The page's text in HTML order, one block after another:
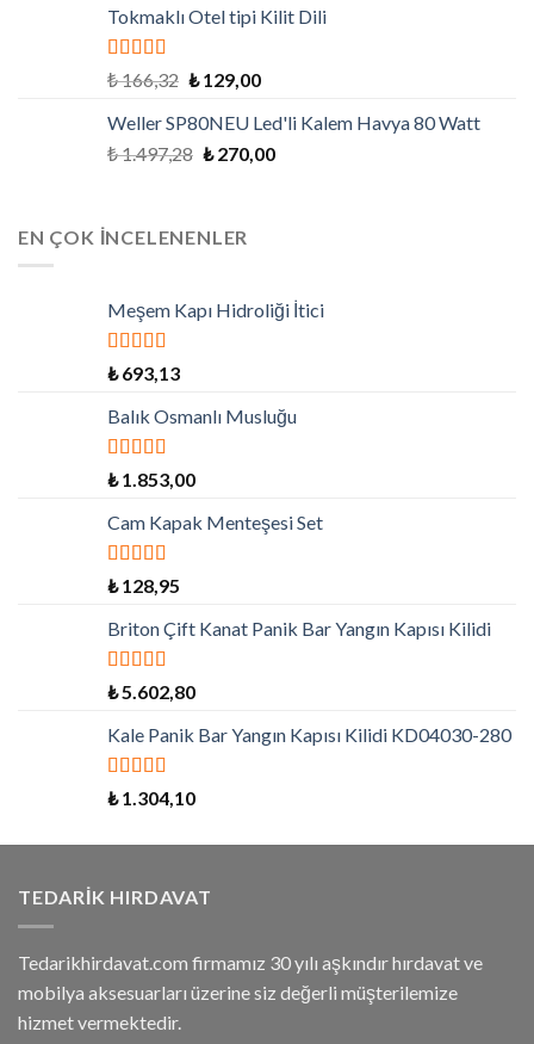
Tokmaklı Otel tipi Kilit Dili
5 üzerinden
oy aldı
₺166,32 ₺129,00
Weller SP80NEU Led'li Kalem Havya 80 Watt
₺1.497,28 ₺270,00
EN ÇOK İNCELENENLER
Meşem Kapı Hidroliği İtici
5 üzerinden
oy aldı
₺693,13
Balık Osmanlı Musluğu
5 üzerinden
oy aldı
₺1.853,00
Cam Kapak Menteşesi Set
5 üzerinden
oy aldı
₺128,95
Briton Çift Kanat Panik Bar Yangın Kapısı Kilidi
5 üzerinden
oy aldı
₺5.602,80
Kale Panik Bar Yangın Kapısı Kilidi KD04030-280
5 üzerinden
oy aldı
₺1.304,10
TEDARIK HIRDAVAT
Tedarikhirdavat.com firmamız 30 yılı aşkındır hırdavat ve
mobilya aksesuarları üzerine siz değerli müşterilemize
hizmet vermektedir.